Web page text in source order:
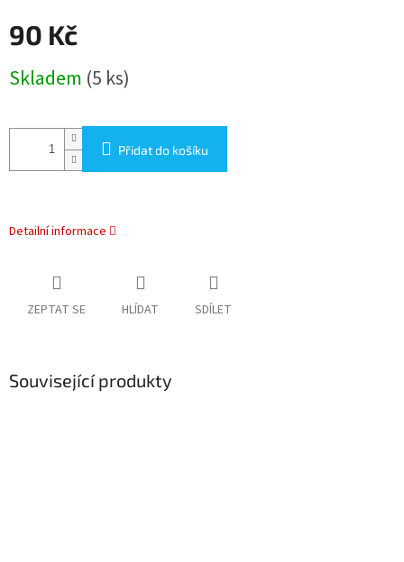
90 Kč
cena:
Skladem (5 ks)
Přidat do košíku
Detailní informace
ZEPTAT SE HLÍDAT SDÍLET
Související produkty